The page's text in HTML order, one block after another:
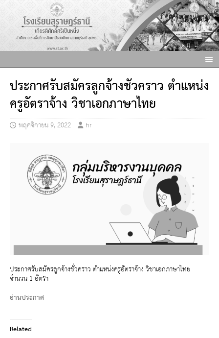
ประกาศรับสมัครลูกจ้างชั่วคราว ตำแหน่ง
ครูอัตราจ้าง วิชาเอกภาษาไทย
พฤศจิกายน 9, 2022 hr
ประกาศรับสมัครลูกจ้างชั่วคราว ตำแหน่งครูอัตราจ้าง วิชาเอกภาษาไทย
จำนวน 1 อัตรา
อ่านประกาศ
Related